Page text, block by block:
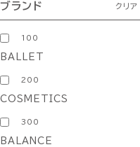
ブランド クリア
100
BALLET
200
COSMETICS
300
BALANCE